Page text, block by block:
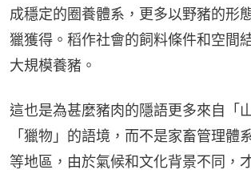
成穩定的圈養體系，更多以野豬的形
獵獲得。稻作社會的飼料條件和空間
大規模養豬。
這也是為甚麼豬肉的隱語更多來自「
「獵物」的語境，而不是家畜管理體
等地區，由於氣候和文化背景不同，